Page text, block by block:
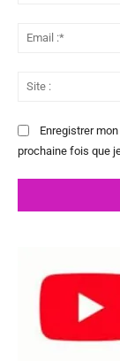
Enregistrer
prochaine fois que